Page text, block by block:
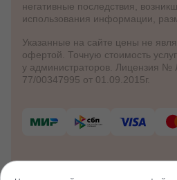
негативные последствия,
использования информации,
Указанные на сайте цены не
офертой. Точную стоимость
у администраторов. Лицензия №
77/00347995 от 01.09.2015г.
© 2012 - 2026 Клинико-
центр «Клиника Здоровья»